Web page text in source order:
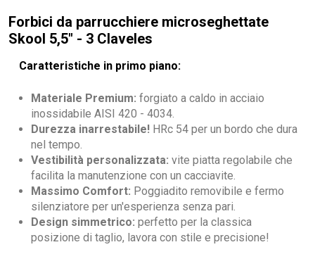
Forbici da parrucchiere microseghettate
Skool 5,5" - 3 Claveles
Caratteristiche in primo piano:
Materiale Premium: forgiato a caldo in acciaio
inossidabile AISI 420 - 4034.
Durezza inarrestabile! HRc 54 per un bordo che dura
nel tempo.
Vestibilità personalizzata: vite piatta regolabile che
facilita la manutenzione con un cacciavite.
Massimo Comfort: Poggiadito removibile e fermo
silenziatore per un'esperienza senza pari.
Design simmetrico: perfetto per la classica
posizione di taglio, lavora con stile e precisione!